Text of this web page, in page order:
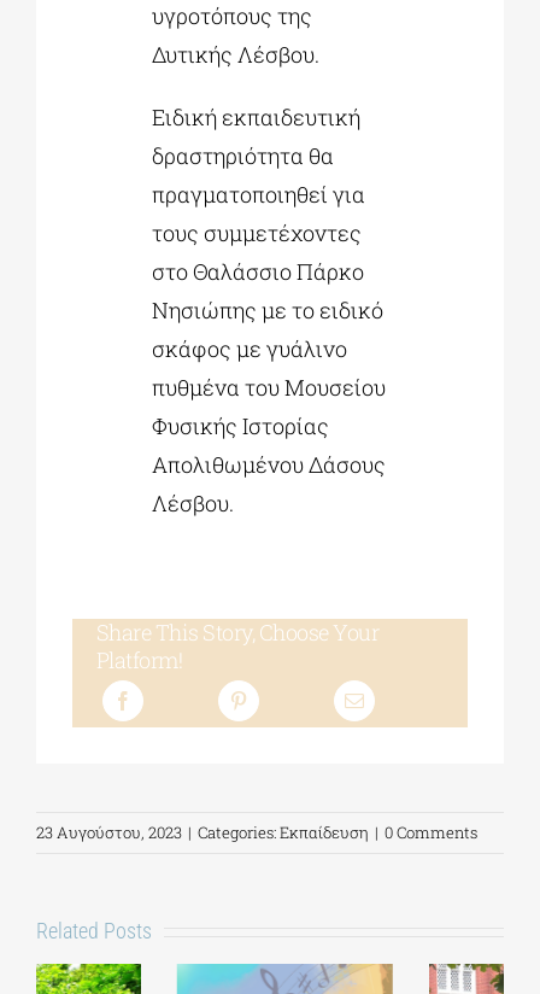
υγροτόπους της
Δυτικής Λέσβου.
Ειδική εκπαιδευτική
δραστηριότητα θα
πραγματοποιηθεί για
τους συμμετέχοντες
στο Θαλάσσιο Πάρκο
Νησιώπης με το ειδικό
σκάφος με γυάλινο
πυθμένα του Μουσείου
Φυσικής Ιστορίας
Απολιθωμένου Δάσους
Λέσβου.
Share This Story, Choose Your
Platform!
23 Αυγούστου, 2023 | Categories:Εκπαίδευση | 0 Comments
Related Posts